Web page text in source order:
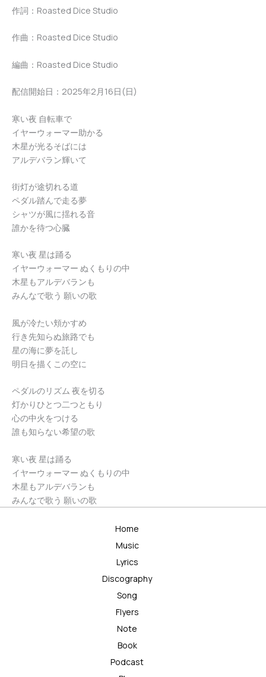
作詞：Roasted Dice Studio
作曲：Roasted Dice Studio
編曲：Roasted Dice Studio
配信開始日：2025年2月16日(日)
寒い夜 自転車で
イヤーウォーマー助かる
木星が光るそばには
アルデバラン輝いて
街灯が途切れる道
ペダル踏んで走る夢
シャツが風に揺れる音
誰かを待つ心臓
寒い夜 星は踊る
イヤーウォーマー ぬくもりの中
木星もアルデバランも
みんなで歌う 願いの歌
風が冷たい頬かすめ
行き先知らぬ旅路でも
星の海に夢を託し
明日を描くこの空に
ペダルのリズム 夜を切る
灯かりひとつ二つともり
心の中火をつける
誰も知らない希望の歌
寒い夜 星は踊る
イヤーウォーマー ぬくもりの中
木星もアルデバランも
みんなで歌う 願いの歌
Home
Music
Lyrics
Discography
Song
Flyers
Note
Book
Podcast